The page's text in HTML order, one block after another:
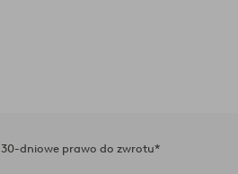
30-dniowe prawo do zwrotu*